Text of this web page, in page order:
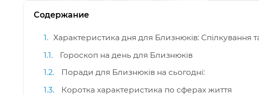
Содержание
Характеристика дня для Близнюків: Спілкування
Гороскоп на день для Близнюків
Поради для Близнюків на сьогодні:
Коротка характеристика по сферах життя